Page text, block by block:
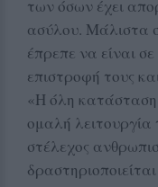
των όσων έχει
ασύλου. Μάλιστα
έπρεπε να είναι
επιστροφή τους
«Η όλη κατάσταση
ομαλή
στέλεχος